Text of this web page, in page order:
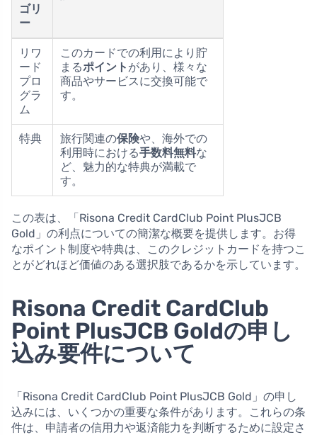
ゴリ
ー
リワ
ード
プロ
グラ
ム
このカードでの利用により貯
まるポイント があり、様々な
商品やサービスに交換可能で
す。
特典 旅行関連の保険や、海外での
利用時における手数料無料な
ど、魅力的な特典が満載で
す。
この表は、「Risona Credit CardClub Point PlusJCB
Gold」の利点についての簡潔な概要を提供します。お得
なポイント制度や特典は、このクレジットカードを持つこ
とがどれほど価値のある選択肢であるかを示しています。
Risona Credit CardClub
Point PlusJCB Goldの申し
込み要件について
「Risona Credit CardClub Point PlusJCB Gold」の申し
込みには、いくつかの重要な条件があります。これらの条
件は、申請者の信用力や返済能力を判断するために設定さ